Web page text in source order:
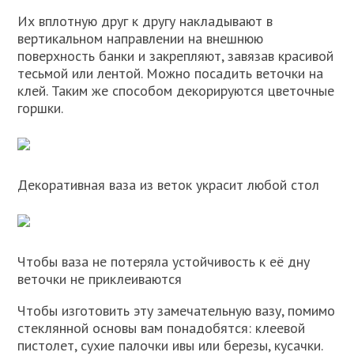
Их вплотную друг к другу накладывают в
вертикальном направлении на внешнюю
поверхность банки и закрепляют, завязав красивой
тесьмой или лентой. Можно посадить веточки на
клей. Таким же способом декорируются цветочные
горшки.
Декоративная ваза из веток украсит любой стол
Чтобы ваза не потеряла устойчивость к её дну
веточки не приклеиваются
Чтобы изготовить эту замечательную вазу, помимо
стеклянной основы вам понадобятся: клеевой
пистолет, сухие палочки ивы или березы, кусачки.